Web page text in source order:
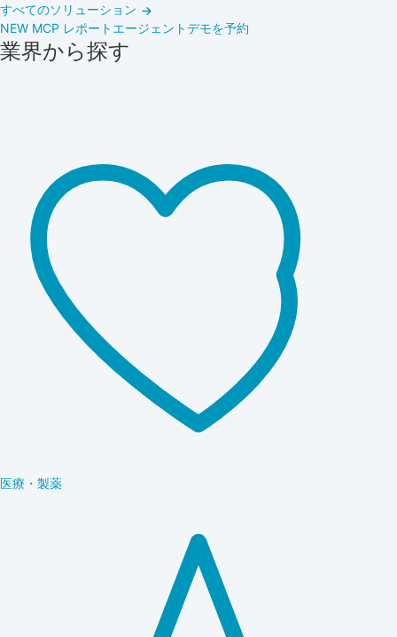
すべてのソリューション
NEW MCP レポートエージェントデモを予約
業界から探す
医療・製薬